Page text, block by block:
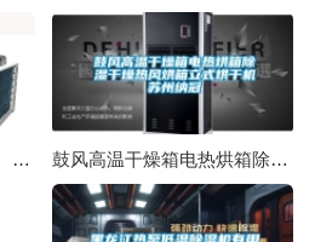
龙岩市有售地下室除湿机、品质保证 鼓风高温干燥箱电热烘箱除湿干燥热风烘箱立式烘干机苏州纳冠